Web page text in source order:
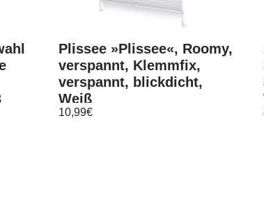
Plissee »Plissee«, Roomy,
verspannt, Klemmfix,
verspannt, blickdicht,
Weiß
10,99€